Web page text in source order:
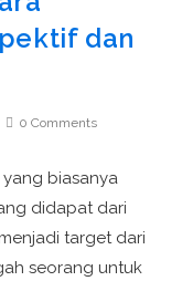
dan
0 Comments
biasanya
didapat dari
target dari
seorang untuk